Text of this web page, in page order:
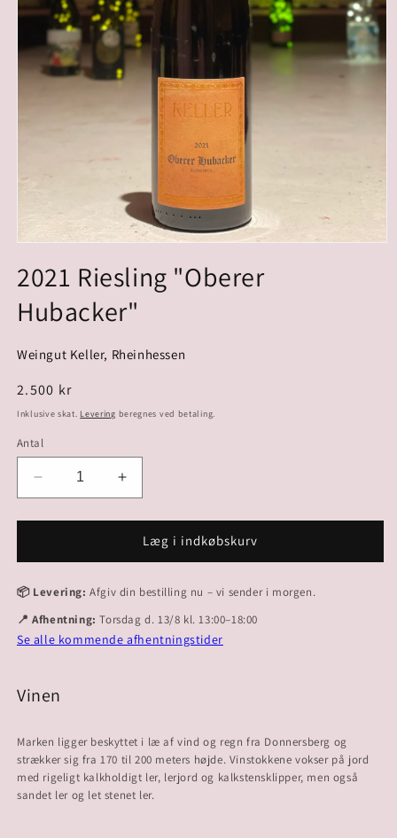
2021 Riesling "Oberer
Hubacker"
Weingut Keller, Rheinhessen
Normalpris
2.500 kr
Inklusive skat. Levering beregnes ved betaling.
Antal
Reducer
antallet
for
Riesling
Hubacker&quot;
Øg
antallet
for
2021
Riesling
Hubacker&quot;
Læg i indkøbskurv
📦 Levering:Afgiv din bestilling nu – vi sender i morgen.
📍 Afhentning: Torsdag d. 13/8 kl. 13:00–18:00
Se alle kommende afhentningstider
Vinen
Marken ligger beskyttet i læ af vind og regn fra Donnersberg og
strækker sig fra 170 til 200 meters højde. Vinstokkene vokser på jord
med rigeligt kalkholdigt ler, lerjord og kalkstensklipper, men også